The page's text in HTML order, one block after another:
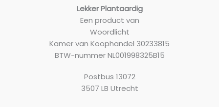
Lekker Plantaardig
Een product van
Woordlicht
Kamer van Koophandel 30233815
BTW-nummer NL001998325B15
Postbus 13072
3507 LB Utrecht